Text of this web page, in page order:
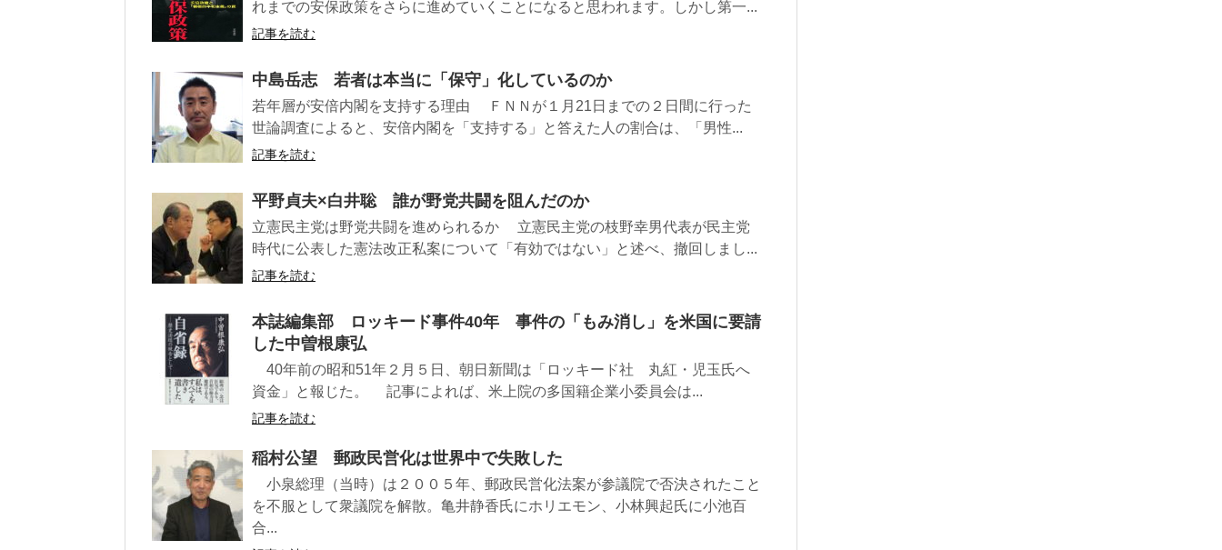
れまでの安保政策をさらに進めていくことになると思われます。しかし第一...
記事を読む
中島岳志 若者は本当に「保守」化しているのか
若年層が安倍内閣を支持する理由 ＦＮＮが１月21日までの２日間に行った
世論調査によると、安倍内閣を「支持する」と答えた人の割合は、「男性...
記事を読む
平野貞夫×白井聡 誰が野党共闘を阻んだのか
立憲民主党は野党共闘を進められるか 立憲民主党の枝野幸男代表が民主党
時代に公表した憲法改正私案について「有効ではない」と述べ、撤回しまし...
記事を読む
本誌編集部 ロッキード事件40年 事件の「もみ消し」を米国に要請
した中曽根康弘
40年前の昭和51年２月５日、朝日新聞は「ロッキード社 丸紅・児玉氏へ
資金」と報じた。 記事によれば、米上院の多国籍企業小委員会は...
記事を読む
稲村公望 郵政民営化は世界中で失敗した
小泉総理（当時）は２００５年、郵政民営化法案が参議院で否決されたこと
を不服として衆議院を解散。亀井静香氏にホリエモン、小林興起氏に小池百
合...